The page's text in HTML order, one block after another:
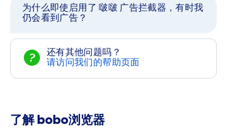
为什么即使启用了 啵啵 广告拦截器，有时我
仍会看到广告？
还有其他问题吗？
请访问我们的帮助页面
了解 bobo浏览器